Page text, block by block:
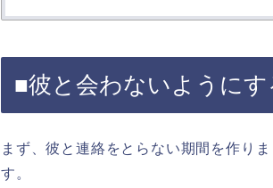
■彼と会わないようにす
まず、彼と連絡をとらない期間を作り
す。